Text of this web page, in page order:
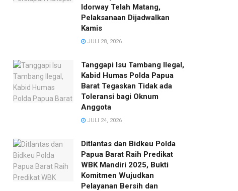
Idorway Telah Matang,
Pelaksanaan Dijadwalkan
Kamis
JULI 28, 2026
Tanggapi Isu Tambang Ilegal,
Kabid Humas Polda Papua
Barat Tegaskan Tidak ada
Toleransi bagi Oknum
Anggota
JULI 24, 2026
Ditlantas dan Bidkeu Polda
Papua Barat Raih Predikat
WBK Mandiri 2025, Bukti
Komitmen Wujudkan
Pelayanan Bersih dan